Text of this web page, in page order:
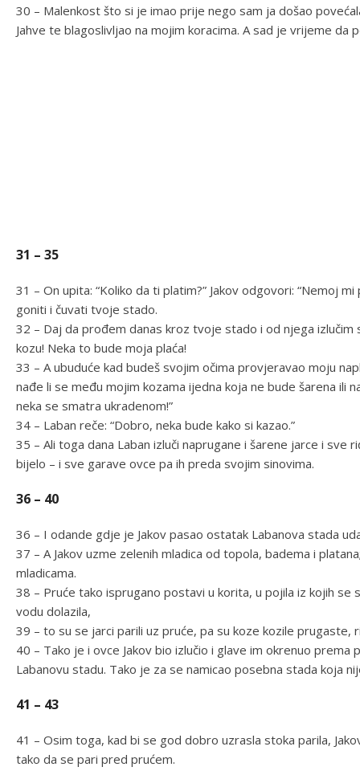
30 – Malenkost što si je imao prije nego sam ja došao
Jahve te blagoslivljao na mojim koracima. A sad je vrijeme da
31 – 35
31 – On upita: “Koliko da ti platim?” Jakov odgovori: “Nemoj
goniti i čuvati tvoje stado.
32 – Daj da prođem danas kroz tvoje stado i od njega izlučim
kozu! Neka to bude moja plaća!
33 – A ubuduće kad budeš svojim očima provjeravao moju
nađe li se među mojim kozama ijedna koja ne bude šarena ili
neka se smatra ukradenom!”
34 – Laban reče: “Dobro, neka bude kako si kazao.”
35 – Ali toga dana Laban izluči naprugane i šarene jarce i sve
bijelo – i sve garave ovce pa ih preda svojim sinovima.
36 – 40
36 – I odande gdje je Jakov pasao ostatak Labanova stada
37 – A Jakov uzme zelenih mladica od topola, badema i
mladicama.
38 – Pruće tako isprugano postavi u korita, u pojila iz kojih se
vodu dolazila,
39 – to su se jarci parili uz pruće, pa su koze kozile prugaste,
40 – Tako je i ovce Jakov bio izlučio i glave im okrenuo
Labanovu stadu. Tako je za se namicao posebna stada koja
41 – 43
41 – Osim toga, kad bi se god dobro uzrasla stoka parila,
tako da se pari pred prućem.